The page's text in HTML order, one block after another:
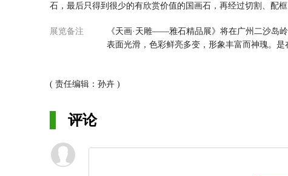
石，最后只得到很少的有欣赏价值的国画石，再经过切割、配
是彩霞满天，一会又是滔天巨浪，一会是繁星点缀，一会又是
有水墨氤氲的迷幻、可游、可居、可赏，体现出“石不能言最可
展览备注
《天画·天雕——雅石精品展》将在广州二沙岛
表面光滑，色彩鲜亮多变，形象丰富而神瑰。
( 责任编辑：孙卉 )
评论